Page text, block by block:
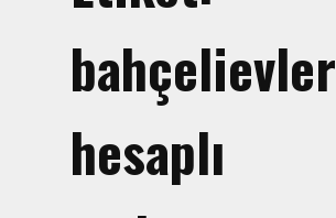
El Arabası Satışı – Toptan,
Perakende Satış
İnşaat Küreği
Balyoz Malzemesi Satışı
bahçelievler
hesaplı